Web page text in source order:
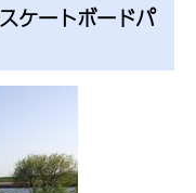
ケートボードパ